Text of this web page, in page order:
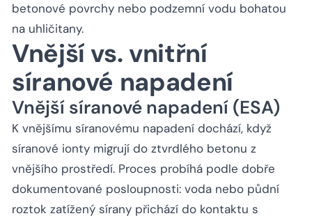
betonové povrchy nebo podzemní vodu bohatou
na uhličitany.
Vnější vs. vnitřní
síranové napadení
Vnější síranové napadení (ESA)
K vnějšímu síranovému napadení dochází, když
síranové ionty migrují do ztvrdlého betonu z
vnějšího prostředí. Proces probíhá podle dobře
dokumentované posloupnosti: voda nebo půdní
roztok zatížený sírany přichází do kontaktu s